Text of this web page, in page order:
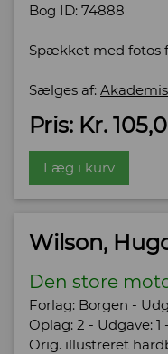
Bog ID: 74888
Spækket med fotos
Sælges af:
Pris: Kr.
Læg i kurv
Wilson,
Den store
Forlag: Borgen -
Oplag: 2 - Udgave:
Orig. illustreret